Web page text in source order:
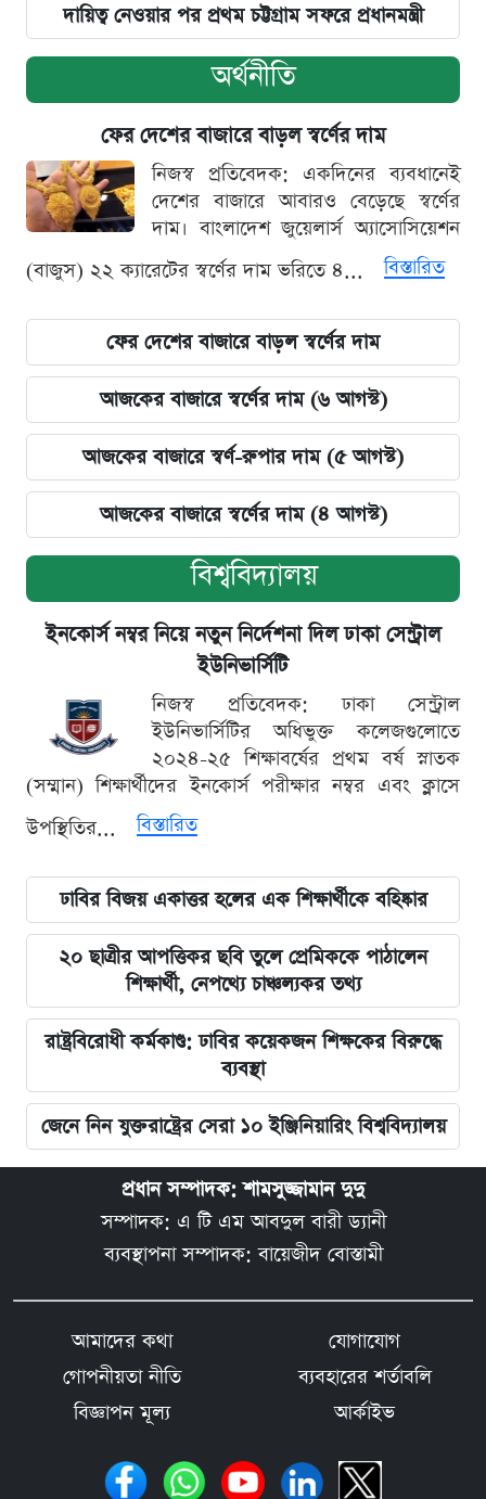
দায়িত্ব নেওয়ার পর প্রথম চট্টগ্রাম সফরে প্রধানমন্ত্রী
অর্থনীতি
ফের দেশের বাজারে বাড়ল স্বর্ণের দাম
নিজস্ব প্রতিবেদক: একদিনের ব্যবধানেই
দেশের বাজারে আবারও বেড়েছে স্বর্ণের
দাম। বাংলাদেশ জুয়েলার্স অ্যাসোসিয়েশন
(বাজুস) ২২ ক্যারেটের স্বর্ণের দাম ভরিতে ৪...
বিস্তারিত
ফের দেশের বাজারে বাড়ল স্বর্ণের দাম
আজকের বাজারে স্বর্ণের দাম (৬ আগস্ট)
আজকের বাজারে স্বর্ণ-রুপার দাম (৫ আগস্ট)
আজকের বাজারে স্বর্ণের দাম (৪ আগস্ট)
বিশ্ববিদ্যালয়
ইনকোর্স নম্বর নিয়ে নতুন নির্দেশনা দিল ঢাকা সেন্ট্রাল
ইউনিভার্সিটি
নিজস্ব প্রতিবেদক: ঢাকা সেন্ট্রাল
ইউনিভার্সিটির অধিভুক্ত কলেজগুলোতে
২০২৪-২৫ শিক্ষাবর্ষের প্রথম বর্ষ স্নাতক
(সম্মান) শিক্ষার্থীদের ইনকোর্স পরীক্ষার নম্বর এবং ক্লাসে
উপস্থিতির...
বিস্তারিত
ঢাবির বিজয় একাত্তর হলের এক শিক্ষার্থীকে বহিষ্কার
২০ ছাত্রীর আপত্তিকর ছবি তুলে প্রেমিককে পাঠালেন
শিক্ষার্থী, নেপথ্যে চাঞ্চল্যকর তথ্য
রাষ্ট্রবিরোধী কর্মকাণ্ড: ঢাবির কয়েকজন শিক্ষকের বিরুদ্ধে
ব্যবস্থা
জেনে নিন যুক্তরাষ্ট্রের সেরা ১০ ইঞ্জিনিয়ারিং বিশ্ববিদ্যালয়
প্রধান সম্পাদক: শামসুজ্জামান দুদু
সম্পাদক: এ টি এম আবদুল বারী ড্যানী
ব্যবস্থাপনা সম্পাদক: বায়েজীদ বোস্তামী
আমাদের কথা
যোগাযোগ
গোপনীয়তা নীতি
ব্যবহারের শর্তাবলি
বিজ্ঞাপন মূল্য
আর্কাইভ